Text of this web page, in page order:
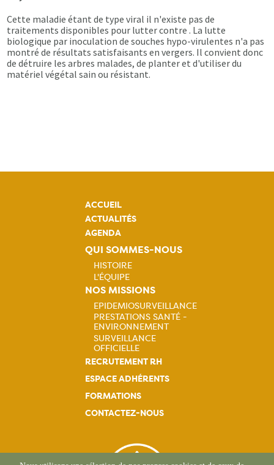
Cette maladie étant de type viral il n'existe pas de
traitements disponibles pour lutter contre . La lutte
biologique par inoculation de souches hypo-virulentes n'a pas
montré de résultats satisfaisants en vergers. Il convient donc
de détruire les arbres malades, de planter et d'utiliser du
matériel végétal sain ou résistant.
ACCUEIL
ACTUALITÉS
AGENDA
QUI SOMMES-NOUS
Navigation
principale
HISTOIRE
L'ÉQUIPE
NOS MISSIONS
Navigation
principale
EPIDEMIOSURVEILLANCE
PRESTATIONS SANTÉ -
ENVIRONNEMENT
SURVEILLANCE
OFFICIELLE
RECRUTEMENT RH
ESPACE ADHÉRENTS
FORMATIONS
CONTACTEZ-NOUS